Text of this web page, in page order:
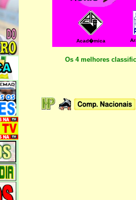
Acad�mica
Os 4 melhores